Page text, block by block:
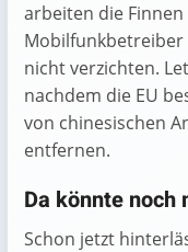
arbeiten die
Mobilfunkbetreiber
nicht verzichten.
nachdem die EU
von chinesischen
entfernen.
Da könnte noch
Schon jetzt